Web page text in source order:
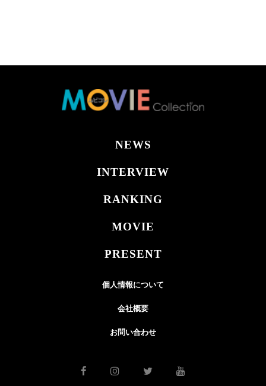
NEWS
INTERVIEW
RANKING
MOVIE
PRESENT
個人情報について
会社概要
お問い合わせ